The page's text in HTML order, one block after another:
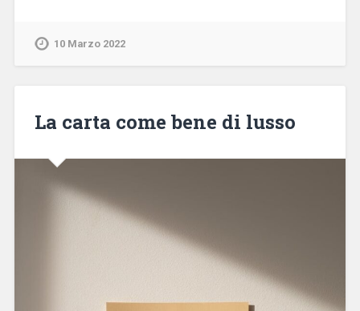
10 Marzo 2022
La carta come bene di lusso